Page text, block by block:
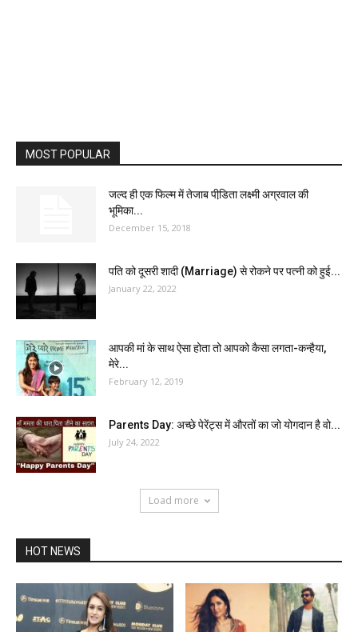
MOST POPULAR
जल्द ही एक फिल्म में तेजाब पीडि़ता लक्ष्मी अग्रवाल की
भूमिका...
December 15, 2018
पति को दूसरी शादी (Marriage) से रोकने पर पत्नी को हुई...
January 22, 2022
आपकी मां के साथ ऐसा होता तो आपको कैसा लगता-कन्हैया,
मेरे...
February 12, 2019
Parents Day: अच्छे पेरेंट्स में औरतों का जो योगदान है वो...
July 24, 2022
Load more
HOT NEWS